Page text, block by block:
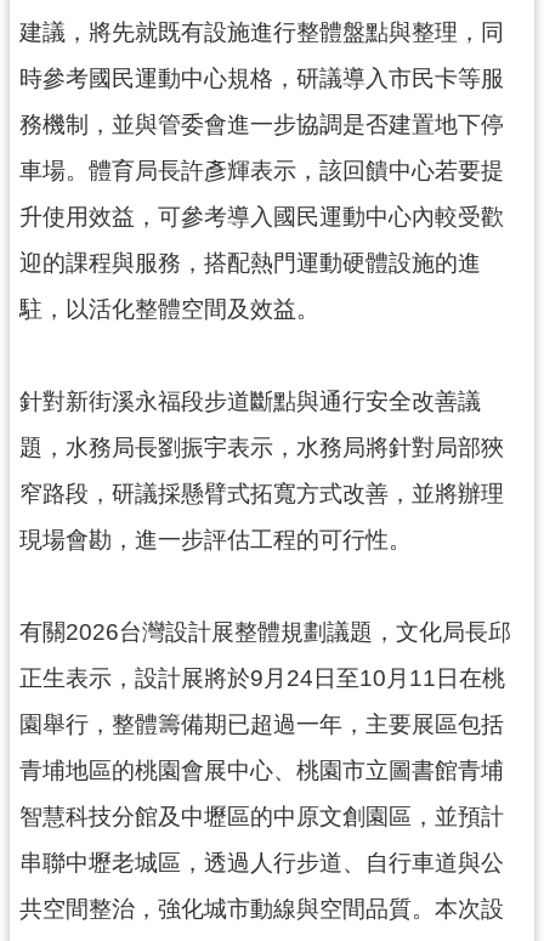
園
市
政
入
口
網
隱
私
權
網
站
全
政
府
網
資
料
開
放
告
建議，將先就既有設施進行整體盤點與整理，同
時參考國民運動中心規格，研議導入市民卡等服
務機制，並與管委會進一步協調是否建置地下停
車場。體育局長許彥輝表示，該回饋中心若要提
升使用效益，可參考導入國民運動中心內較受歡
迎的課程與服務，搭配熱門運動硬體設施的進
駐，以活化整體空間及效益。
針對新街溪永福段步道斷點與通行安全改善議
題，水務局長劉振宇表示，水務局將針對局部狹
窄路段，研議採懸臂式拓寬方式改善，並將辦理
現場會勘，進一步評估工程的可行性。
有關2026台灣設計展整體規劃議題，文化局長邱
正生表示，設計展將於9月24日至10月11日在桃
園舉行，整體籌備期已超過一年，主要展區包括
青埔地區的桃園會展中心、桃園市立圖書館青埔
智慧科技分館及中壢區的中原文創園區，並預計
串聯中壢老城區，透過人行步道、自行車道與公
共空間整治，強化城市動線與空間品質。本次設